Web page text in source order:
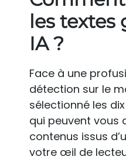
les textes
IA ?
Face à une
détection sur le
sélectionné les
qui peuvent vous
contenus issus
votre œil de